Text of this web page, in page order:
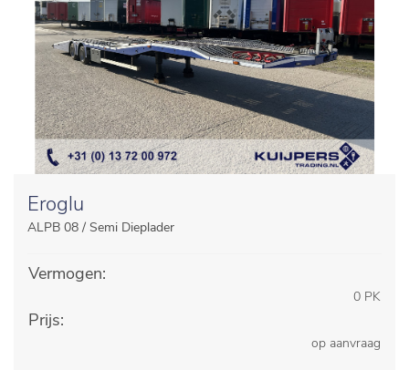
Eroglu
ALPB 08 / Semi Dieplader
Vermogen:
0 PK
Prijs:
op aanvraag